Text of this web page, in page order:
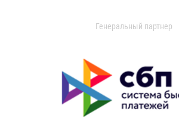
Генеральный партнер